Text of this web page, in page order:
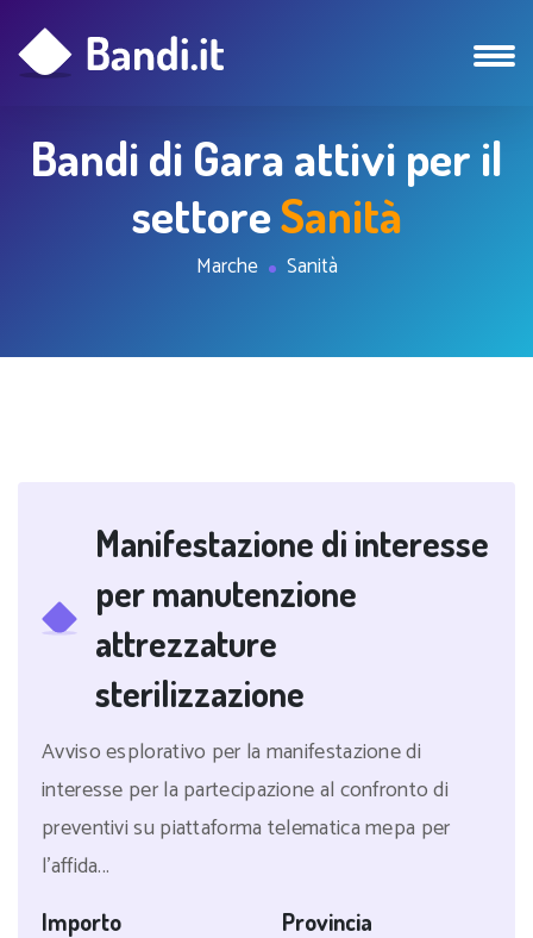
Bandi di Gara attivi per il
settoreSanità
Marche Sanità
Manifestazione di interesse
per manutenzione
attrezzature
sterilizzazione
Avviso esplorativo per la manifestazione di
interesse per la partecipazione al confronto di
preventivi su piattaforma telematica mepa per
l'affida...
Importo Provincia